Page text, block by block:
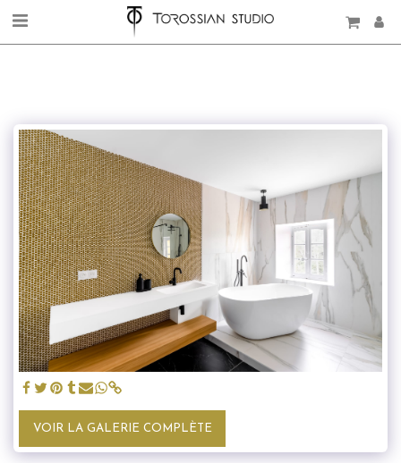
VOIR LA GALERIE COMPLÈTE